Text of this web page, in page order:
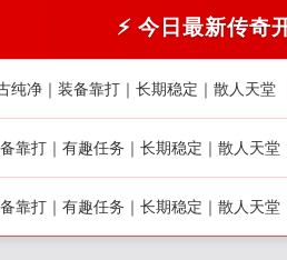
⚡ 今日最新传奇
纯净｜装备靠打｜长期稳定｜散人天堂
靠打｜有趣任务｜长期稳定｜散人天堂
靠打｜有趣任务｜长期稳定｜散人天堂